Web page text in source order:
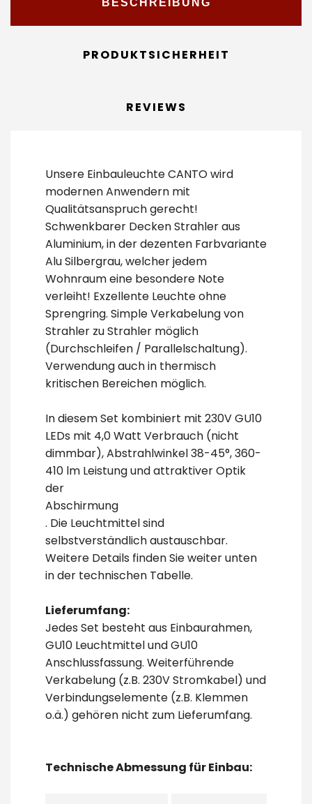
BESCHREIBUNG
PRODUKTSICHERHEIT
REVIEWS
Unsere Einbauleuchte CANTO wird
modernen Anwendern mit
Qualitätsanspruch gerecht!
Schwenkbarer Decken Strahler aus
Aluminium, in der dezenten Farbvariante
Alu Silbergrau, welcher jedem
Wohnraum eine besondere Note
verleiht! Exzellente Leuchte ohne
Sprengring. Simple Verkabelung von
Strahler zu Strahler möglich
(Durchschleifen / Parallelschaltung).
Verwendung auch in thermisch
kritischen Bereichen möglich.
In diesem Set kombiniert mit 230V GU10
LEDs mit 4,0 Watt Verbrauch (nicht
dimmbar), Abstrahlwinkel 38-45°, 360-
410 lm Leistung und attraktiver Optik
der
Abschirmung
. Die Leuchtmittel sind
selbstverständlich austauschbar.
Weitere Details finden Sie weiter unten
in der technischen Tabelle.
Lieferumfang:
Jedes Set besteht aus Einbaurahmen,
GU10 Leuchtmittel und GU10
Anschlussfassung. Weiterführende
Verkabelung (z.B. 230V Stromkabel) und
Verbindungselemente (z.B. Klemmen
o.ä.) gehören nicht zum Lieferumfang.
Technische Abmessung für Einbau: